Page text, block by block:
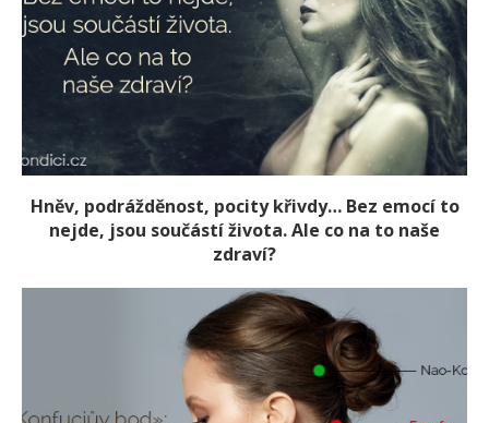
Hněv, podrážděnost, pocity křivdy… Bez emocí to
nejde, jsou součástí života. Ale co na to naše
zdraví?